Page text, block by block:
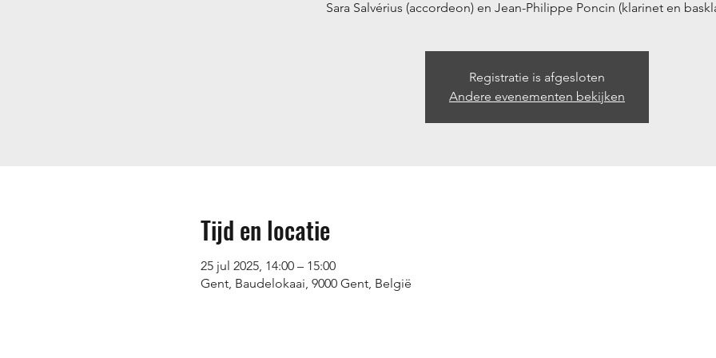
Sara Salvérius (accordeon) en Jean-Philippe Poncin (klarinet en
Registratie is afgesloten
Andere evenementen bekijken
Tijd en locatie
25 jul 2025, 14:00 – 15:00
Gent, Baudelokaai, 9000 Gent, België